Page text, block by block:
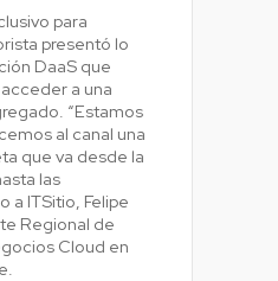
para
presentó lo
DaaS que
a una
“Estamos
al canal una
que va desde la
las
a ITSitio, Felipe
Regional de
Cloud en